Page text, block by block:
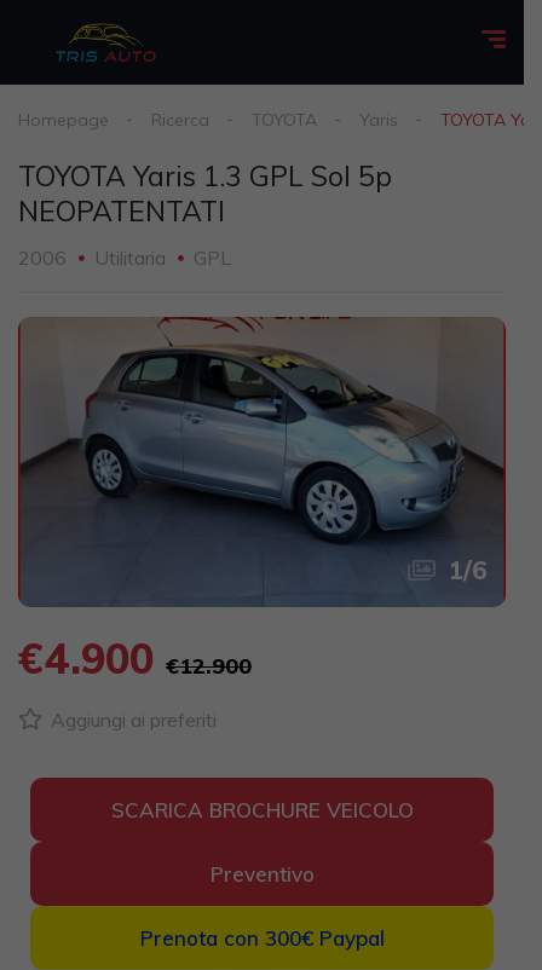
Homepage Ricerca TOYOTA Yaris TOYOTA
TOYOTA Yaris 1.3 GPL Sol 5p
NEOPATENTATI
2006 Utilitaria GPL
1/6
€4.900 €12.900
Aggiungi ai preferiti
SCARICA BROCHURE VEICOLO
Preventivo
Prenota con 300€ Paypal